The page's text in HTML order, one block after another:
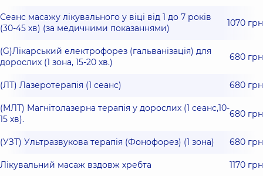
Сеанс масажу лікувального у віці від 1 до 7 років
(30-45 хв) (за медичними показаннями)
1070 грн
(G)Лікарський електрофорез (гальванізація) для
дорослих (1 зона, 15-20 хв.)
680 грн
(ЛТ) Лазеротерапія (1 сеанс) 680 грн
(МЛТ) Магнітолазерна терапія у дорослих (1 сеанс,10-
15 хв).
680 грн
(УЗТ) Ультразвукова терапія (Фонофорез) (1 зона) 680 грн
Лікувальний масаж вздовж хребта 1170 грн